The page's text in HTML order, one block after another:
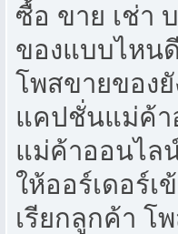
ซื้อ ขาย เช่า
ของแบบไหน
โพสขายของยั
แคปชั่นแม่ค้
แม่ค้าออนไล
ให้ออร์เดอร์เ
เรียกลูกค้า โ